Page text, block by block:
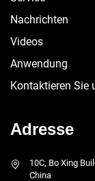
Nachrichten
Videos
Anwendung
Kontaktieren Sie
Adresse
10C, Bo Xing
China